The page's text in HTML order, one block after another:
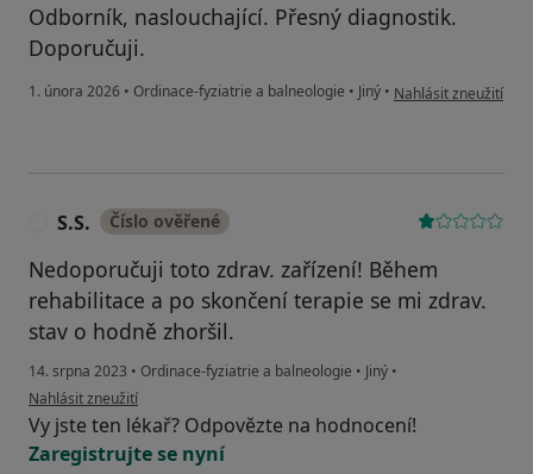
Odborník, naslouchající. Přesný diagnostik.
Doporučuji.
1. února 2026 • Ordinace-fyziatrie a balneologie • Jiný • podle názoru
Nahlásit zneužití
S.S. Číslo ověřené
Nedoporučuji toto zdrav. zařízení! Během
rehabilitace a po skončení terapie se mi zdrav.
stav o hodně zhoršil.
14. srpna 2023 • Ordinace-fyziatrie a balneologie • Jiný •
podle názoru uživatele S.S.
Nahlásit zneužití
Vy jste ten lékař? Odpovězte na hodnocení!
Zaregistrujte se nyní